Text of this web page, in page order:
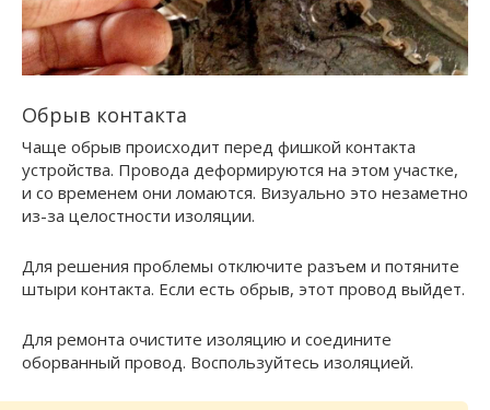
Обрыв контакта
Чаще обрыв происходит перед фишкой контакта
устройства. Провода деформируются на этом участке,
и со временем они ломаются. Визуально это незаметно
из-за целостности изоляции.
Для решения проблемы отключите разъем и потяните
штыри контакта. Если есть обрыв, этот провод выйдет.
Для ремонта очистите изоляцию и соедините
оборванный провод. Воспользуйтесь изоляцией.